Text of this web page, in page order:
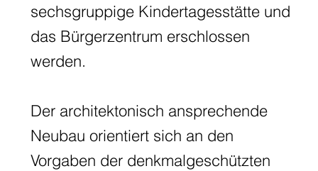
sechsgruppige Kindertagesstätte und
das Bürgerzentrum erschlossen
werden.
Der architektonisch ansprechende
Neubau orientiert sich an den
Vorgaben der denkmalgeschützten